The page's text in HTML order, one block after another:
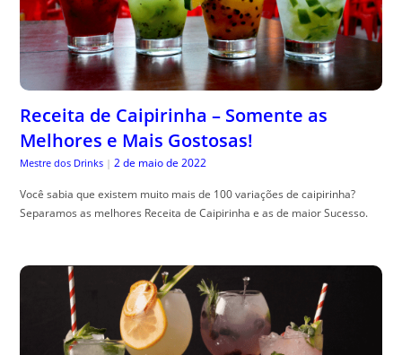
Receita de Caipirinha – Somente as
Melhores e Mais Gostosas!
Mestre dos Drinks | 2 de maio de 2022
Você sabia que existem muito mais de 100 variações de caipirinha?
Separamos as melhores Receita de Caipirinha e as de maior Sucesso.